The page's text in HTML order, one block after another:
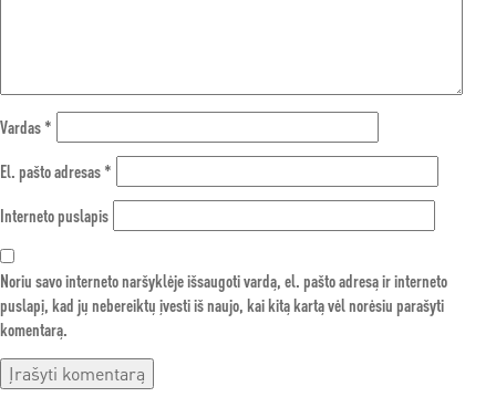
Vardas*
El. pašto adresas*
Interneto puslapis
Noriu savo interneto naršyklėje išsaugoti vardą, el. pašto adresą ir interneto
puslapį, kad jų nebereiktų įvesti iš naujo, kai kitą kartą vėl norėsiu parašyti
komentarą.